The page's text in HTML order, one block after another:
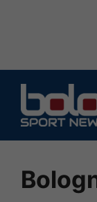
contenuto